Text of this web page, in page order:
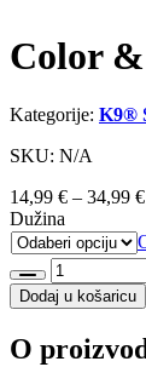
Color
Kategorije: K9®
SKU: N/A
14,99 € – 34,99 €
Dužina
Color
&
Gray®
povodac
Dodaj u košaricu
O